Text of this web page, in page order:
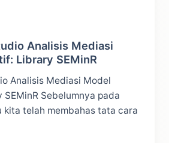
Analisis Mediasi
Library SEMinR
Analisis Mediasi Model
Sebelumnya pada
telah membahas tata cara